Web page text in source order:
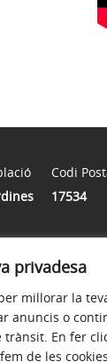
privadesa
millorar la
anuncis o
En fer
de les
Codi
17534
de 9 hores a
de privacitat